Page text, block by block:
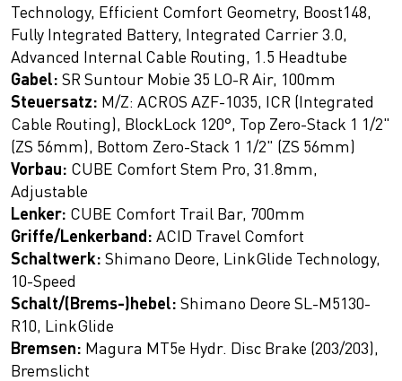
Technology, Efficient Comfort Geometry, Boost148,
Fully Integrated Battery, Integrated Carrier 3.0,
Advanced Internal Cable Routing, 1.5 Headtube
Gabel: SR Suntour Mobie 35 LO-R Air, 100mm
Steuersatz: M/Z: ACROS AZF-1035, ICR (Integrated
Cable Routing), BlockLock 120°, Top Zero-Stack 1 1/2"
(ZS 56mm), Bottom Zero-Stack 1 1/2" (ZS 56mm)
Vorbau: CUBE Comfort Stem Pro, 31.8mm,
Adjustable
Lenker: CUBE Comfort Trail Bar, 700mm
Griffe/Lenkerband: ACID Travel Comfort
Schaltwerk: Shimano Deore, LinkGlide Technology,
10-Speed
Schalt/(Brems-)hebel: Shimano Deore SL-M5130-
R10, LinkGlide
Bremsen: Magura MT5e Hydr. Disc Brake (203/203),
Bremslicht